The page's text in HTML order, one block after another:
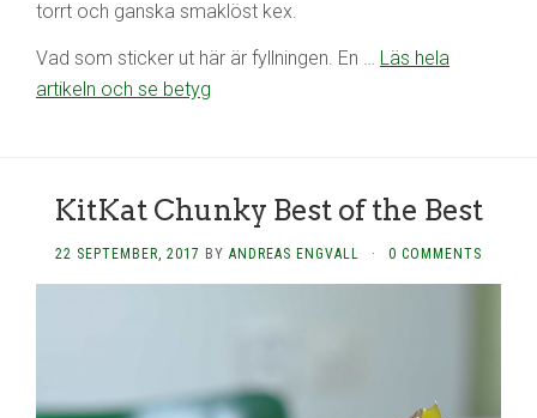
torrt och ganska smaklöst kex.
Vad som sticker ut här är fyllningen. En … Läs hela
artikeln och se betyg
KitKat Chunky Best of the Best
22 SEPTEMBER, 2017 BY ANDREAS ENGVALL · 0 COMMENTS